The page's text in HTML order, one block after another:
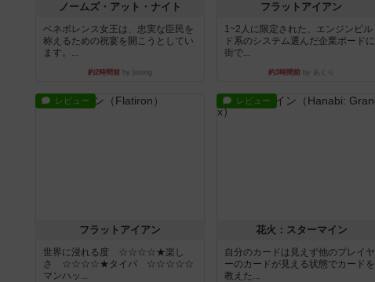
ノームズ・アット・ナイト
ベネボレンス女王は、忠実な臣民を
称えるための祝宴を開こうとしてい
ます。...
約2時間前 by jurong
フラットアイアン
1~2人に限定された、エンジンビル
ド系のシステム選んだ企業ボードに
街で...
約3時間前 by あくり
レビュー
フラットアイアン
世界に浸れる度 ☆☆☆☆★楽し
さ ☆☆☆☆★タイパ ☆☆☆☆☆
マンハッ...
レビュー
花火：スターマイン
自分のカードは見えず他のプレイヤ
ーのカードが見える状態でカードを
教えた...